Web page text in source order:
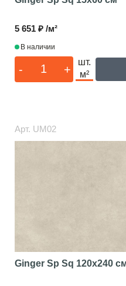
5 651 ₽ /м²
В наличии
- +
шт.
м²
Арт. UM02
Ginger Sp Sq 120x240